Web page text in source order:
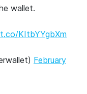
wallet.
KItbYYgbXm
February